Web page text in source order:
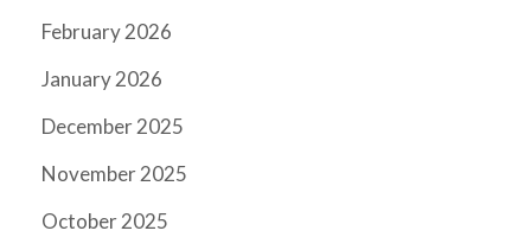
February 2026
January 2026
December 2025
November 2025
October 2025